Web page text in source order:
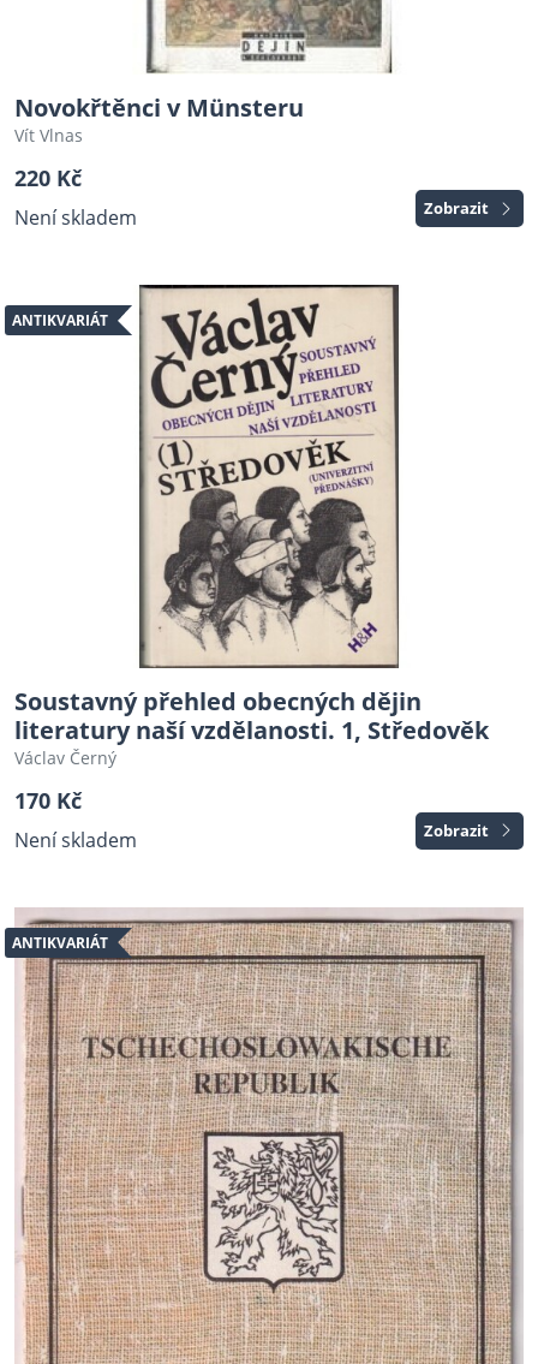
Novokřtěnci v Münsteru
Vít Vlnas
220 Kč
Není skladem Zobrazit
ANTIKVARIÁT
Soustavný přehled obecných dějin
literatury naší vzdělanosti. 1, Středověk
Václav Černý
170 Kč
Není skladem Zobrazit
ANTIKVARIÁT